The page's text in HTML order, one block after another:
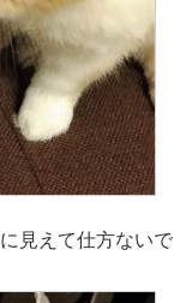
見えて仕方ないで